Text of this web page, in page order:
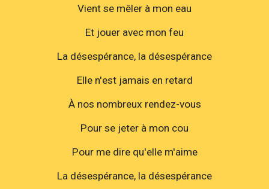
Vient se mêler à mon eau
Et jouer avec mon feu
La désespérance, la désespérance
Elle n'est jamais en retard
À nos nombreux rendez-vous
Pour se jeter à mon cou
Pour me dire qu'elle m'aime
La désespérance, la désespérance